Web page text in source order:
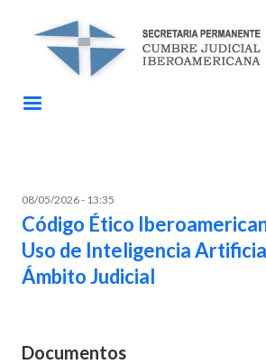
08/05/2026 - 13:35
Código Ético
Uso de Inteligencia
Ámbito Judicial
Documentos